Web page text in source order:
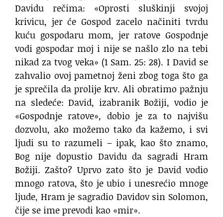
Davidu rečima: «Oprosti sluškinji svojoj
krivicu, jer će Gospod zacelo načiniti tvrdu
kuću gospodaru mom, jer ratove Gospodnje
vodi gospodar moj i nije se našlo zlo na tebi
nikad za tvog veka» (1 Sam. 25: 28). I David se
zahvalio ovoj pametnoj ženi zbog toga što ga
je sprečila da prolije krv. Ali obratimo pažnju
na sledeće: David, izabranik Božiji, vodio je
«Gospodnje ratove», dobio je za to najvišu
dozvolu, ako možemo tako da kažemo, i svi
ljudi su to razumeli – ipak, kao što znamo,
Bog nije dopustio Davidu da sagradi Hram
Božiji. Zašto? Uprvo zato što je David vodio
mnogo ratova, što je ubio i unesrećio mnoge
ljude, Hram je sagradio Davidov sin Solomon,
čije se ime prevodi kao «mir».